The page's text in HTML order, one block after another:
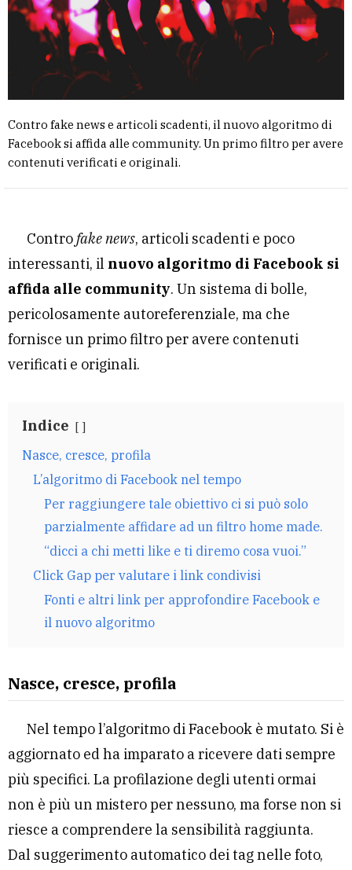
Contro fake news e articoli scadenti, il nuovo algoritmo di
Facebook si affida alle community. Un primo filtro per avere
contenuti verificati e originali.
Controfake news, articoli scadenti e poco
interessanti, il nuovo algoritmo di Facebook si
affida alle community. Un sistema di bolle,
pericolosamente autoreferenziale, ma che
fornisce un primo filtro per avere contenuti
verificati e originali.
Indice
Nasce, cresce, profila
L’algoritmo di Facebook nel tempo
Per raggiungere tale obiettivo ci si può solo
parzialmente affidare ad un filtro home made.
“dicci a chi metti like e ti diremo cosa vuoi.”
Click Gap per valutare i link condivisi
Fonti e altri link per approfondire Facebook e
il nuovo algoritmo
Nasce, cresce, profila
Nel tempo l’algoritmo di Facebook è mutato. Si è
aggiornato ed ha imparato a ricevere dati sempre
più specifici. La profilazione degli utenti ormai
non è più un mistero per nessuno, ma forse non si
riesce a comprendere la sensibilità raggiunta.
Dal suggerimento automatico dei tag nelle foto,